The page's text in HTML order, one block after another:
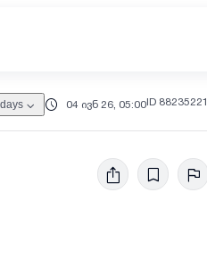
04 ივნ 26, 05:00ID 88235221